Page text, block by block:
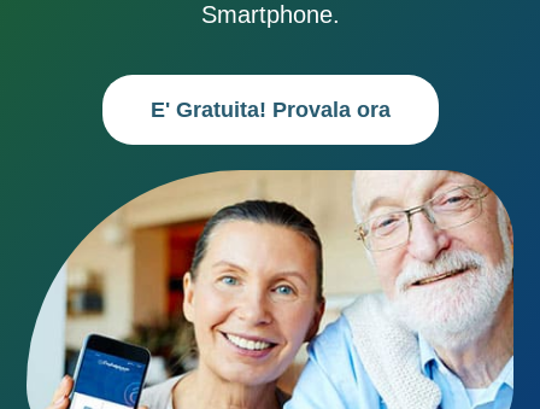
Smartphone.
E' Gratuita! Provala ora